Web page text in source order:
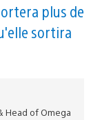
plus de
sortira
Head of Omega